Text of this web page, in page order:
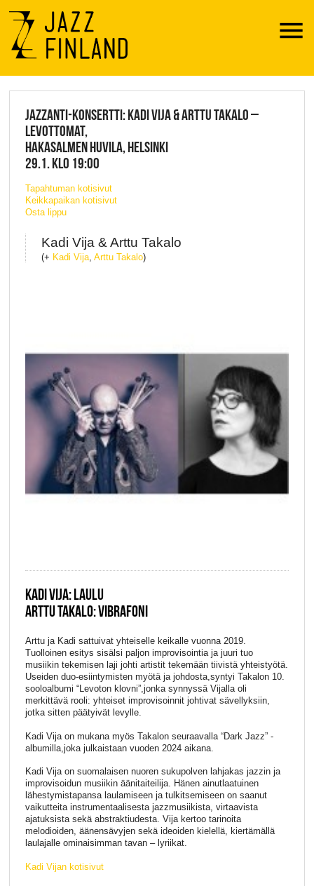
Menu
JAZZ FINLAND LIVE
JAZZANTI-KONSERTTI: KADI VIJA & ARTTU TAKALO –
LEVOTTOMAT,
HAKASALMEN HUVILA, HELSINKI
29.1. KLO 19:00
Tapahtuman kotisivut
Keikkapaikan kotisivut
Osta lippu
Kadi Vija & Arttu Takalo
(+ Kadi Vija, Arttu Takalo)
KADI VIJA: LAULU
ARTTU TAKALO: VIBRAFONI
Arttu ja Kadi sattuivat yhteiselle keikalle vuonna 2019.
Tuolloinen esitys sisälsi paljon improvisointia ja juuri tuo
musiikin tekemisen laji johti artistit tekemään tiivistä yhteistyötä.
Useiden duo-esiintymisten myötä ja johdosta,syntyi Takalon 10.
sooloalbumi “Levoton klovni”,jonka synnyssä Vijalla oli
merkittävä rooli: yhteiset improvisoinnit johtivat sävellyksiin,
jotka sitten päätyivät levylle.
Kadi Vija on mukana myös Takalon seuraavalla “Dark Jazz” -
albumilla,joka julkaistaan vuoden 2024 aikana.
Kadi Vija on suomalaisen nuoren sukupolven lahjakas jazzin ja
improvisoidun musiikin äänitaiteilija. Hänen ainutlaatuinen
lähestymistapansa laulamiseen ja tulkitsemiseen on saanut
vaikutteita instrumentaalisesta jazzmusiikista, virtaavista
ajatuksista sekä abstraktiudesta. Vija kertoo tarinoita
melodioiden, äänensävyjen sekä ideoiden kielellä, kiertämällä
laulajalle ominaisimman tavan – lyriikat.
Kadi Vijan kotisivut